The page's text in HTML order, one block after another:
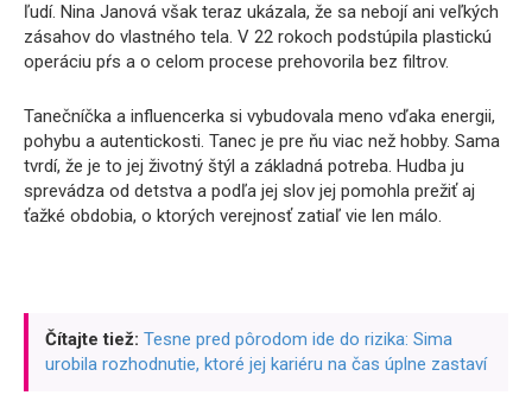
ľudí. Nina Janová však teraz ukázala, že sa nebojí ani veľkých
zásahov do vlastného tela. V 22 rokoch podstúpila plastickú
operáciu pŕs a o celom procese prehovorila bez filtrov.
Tanečníčka a influencerka si vybudovala meno vďaka energii,
pohybu a autentickosti. Tanec je pre ňu viac než hobby. Sama
tvrdí, že je to jej životný štýl a základná potreba. Hudba ju
sprevádza od detstva a podľa jej slov jej pomohla prežiť aj
ťažké obdobia, o ktorých verejnosť zatiaľ vie len málo.
Čítajte tiež: Tesne pred pôrodom ide do rizika: Sima
urobila rozhodnutie, ktoré jej kariéru na čas úplne zastaví